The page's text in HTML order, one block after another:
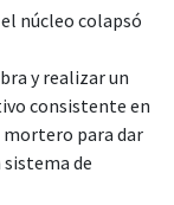
núcleo colapsó
y realizar un
consistente en
para dar
sistema de